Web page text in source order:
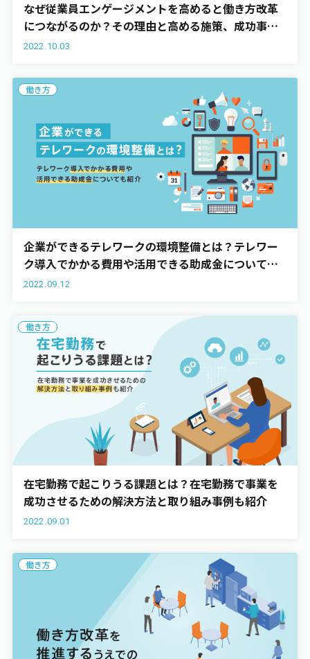
なぜ従業員エンゲージメントを高めると働き方改革
につながるのか？その理由と高める施策、成功事例
を紹介
2022.10.03
働き方
企業ができるテレワークの環境整備とは？テレワー
ク導入でかかる費用や活用できる助成金についても
紹介
2022.09.12
働き方
在宅勤務で起こりうる課題とは？在宅勤務で事業を
成功させるための解決方法と取り組み事例も紹介
2022.09.01
働き方